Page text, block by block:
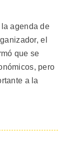
agenda de
el
que se
pero
a la